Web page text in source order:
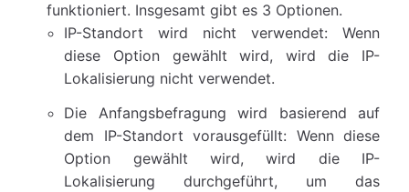
funktioniert. Insgesamt gibt es 3 Optionen.
IP-Standort wird nicht verwendet: Wenn
diese Option gewählt wird, wird die IP-
Lokalisierung nicht verwendet.
Die Anfangsbefragung wird basierend auf
dem IP-Standort vorausgefüllt: Wenn diese
Option gewählt wird, wird die IP-
Lokalisierung durchgeführt, um das